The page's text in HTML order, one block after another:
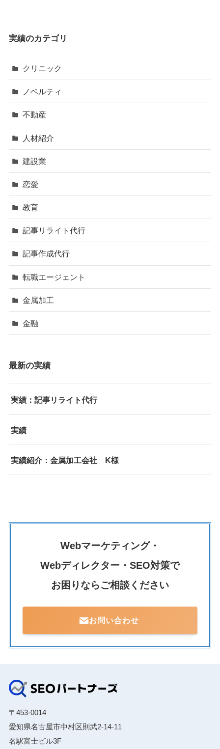
実績のカテゴリ
クリニック
ノベルティ
不動産
人材紹介
建設業
恋愛
教育
記事リライト代行
記事作成代行
転職エージェント
金属加工
金融
最新の実績
実績：記事リライト代行
実績
実績紹介：金属加工会社 K様
Webマーケティング・
Webディレクター・SEO対策で
お困りならご相談ください
お問い合わせ
〒453-0014
愛知県名古屋市中村区則武2-14-11
名駅富士ビル3F